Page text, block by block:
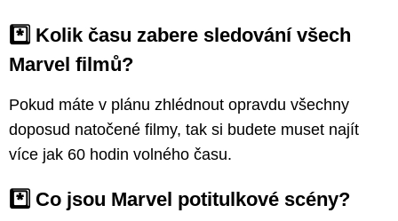
*️⃣ Kolik času zabere sledování všech
Marvel filmů?
Pokud máte v plánu zhlédnout opravdu všechny
doposud natočené filmy, tak si budete muset najít
více jak 60 hodin volného času.
*️⃣ Co jsou Marvel potitulkové scény?